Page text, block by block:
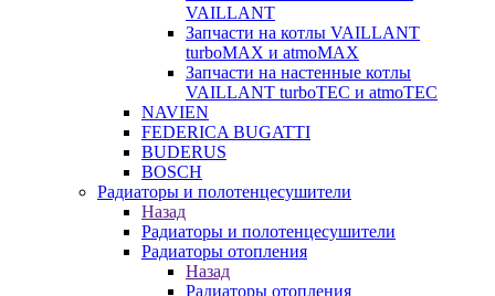
VAILLANT
Запчасти на котлы VAILLANT
turboMAX и atmoMAX
Запчасти на настенные котлы
VAILLANT turboTEC и atmoTEC
NAVIEN
FEDERICA BUGATTI
BUDERUS
BOSCH
Радиаторы и полотенцесушители
Назад
Радиаторы и полотенцесушители
Радиаторы отопления
Назад
Радиаторы отопления